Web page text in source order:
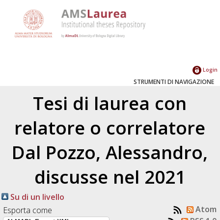
Login
STRUMENTI DI NAVIGAZIONE
Tesi di laurea con
relatore o correlatore
Dal Pozzo, Alessandro,
discusse nel 2021
Su di un livello
Esporta come
Atom